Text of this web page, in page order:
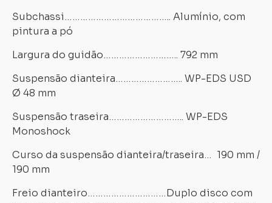
Subchassi………………………………….. Alumínio, com
pintura a pó
Largura do guidão……………………….. 792 mm
Suspensão dianteira…………………….. WP-EDS USD
Ø 48 mm
Suspensão traseira……………………….. WP-EDS
Monoshock
Curso da suspensão dianteira/traseira… 190 mm /
190 mm
Freio dianteiro…………………………Duplo disco com